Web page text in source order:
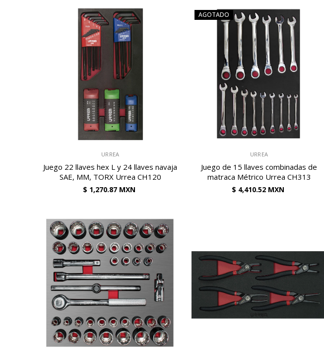
URREA
Juego 22 llaves hex L y 24 llaves navaja
SAE, MM, TORX Urrea CH120
$ 1,270.87 MXN
AGOTADO
URREA
Juego de 15 llaves combinadas de
matraca Métrico Urrea CH313
$ 4,410.52 MXN